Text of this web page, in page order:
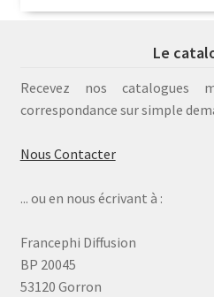
Le
Recevez nos catalogues
correspondance sur simple
Nous Contacter
... ou en nous écrivant à :
Francephi Diffusion
BP 20045
53120 Gorron